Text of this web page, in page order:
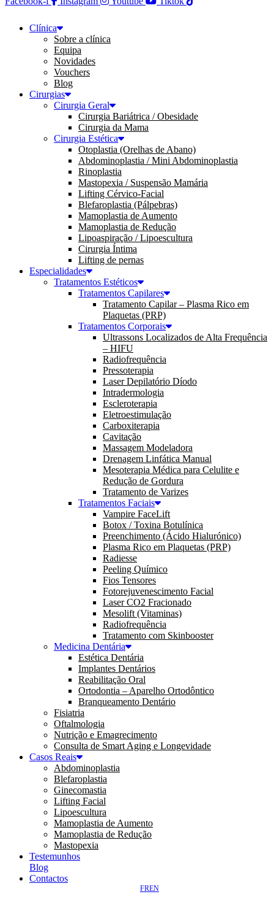
Clínica
Sobre a clínica
Equipa
Novidades
Vouchers
Blog
Cirurgias
Cirurgia Geral
Cirurgia Bariátrica / Obesidade
Cirurgia da Mama
Cirurgia Estética
Otoplastia (Orelhas de Abano)
Abdominoplastia / Mini Abdominoplastia
Rinoplastia
Mastopexia / Suspensão Mamária
Lifting Cérvico-Facial
Blefaroplastia (Pálpebras)
Mamoplastia de Aumento
Mamoplastia de Redução
Lipoaspiração / Lipoescultura
Cirurgia Íntima
Lifting de pernas
Especialidades
Tratamentos Estéticos
Tratamentos Capilares
Tratamento Capilar – Plasma Rico em
Plaquetas (PRP)
Tratamentos Corporais
Ultrassons Localizados de Alta Frequência
– HIFU
Radiofrequência
Pressoterapia
Laser Depilatório Díodo
Intradermologia
Escleroterapia
Eletroestimulação
Carboxiterapia
Cavitação
Massagem Modeladora
Drenagem Linfática Manual
Mesoterapia Médica para Celulite e
Redução de Gordura
Tratamento de Varizes
Tratamentos Faciais
Vampire FaceLift
Botox / Toxina Botulínica
Preenchimento (Ácido Hialurónico)
Plasma Rico em Plaquetas (PRP)
Radiesse
Peeling Químico
Fios Tensores
Fotorejuvenescimento Facial
Laser CO2 Fracionado
Mesolift (Vitaminas)
Radiofrequência
Tratamento com Skinbooster
Medicina Dentária
Estética Dentária
Implantes Dentários
Reabilitação Oral
Ortodontia – Aparelho Ortodôntico
Branqueamento Dentário
Fisiatria
Oftalmologia
Nutrição e Emagrecimento
Consulta de Smart Aging e Longevidade
Casos Reais
Abdominoplastia
Blefaroplastia
Ginecomastia
Lifting Facial
Lipoescultura
Mamoplastia de Aumento
Mamoplastia de Redução
Mastopexia
Testemunhos
Blog
Contactos
EN
FR